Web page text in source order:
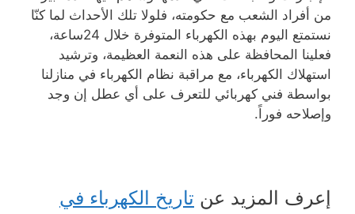
من أفراد الشعب مع حكومته، فلولا تلك الأحداث لما كنّا
نستمتع اليوم بهذه الكهرباء المتوفرة خلال 24ساعة،
فعلينا المحافظة على هذه النعمة العظيمة، وترشيد
استهلاك الكهرباء، مع مراقبة نظام الكهرباء في منازلنا
بواسطة فني كهربائي للتعرف على أي عطل إن وجد
وإصلاحه فوراً.
إعرف المزيد عن تاريخ الكهرباء في